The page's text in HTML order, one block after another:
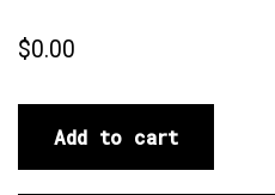
$0.00
Add to cart